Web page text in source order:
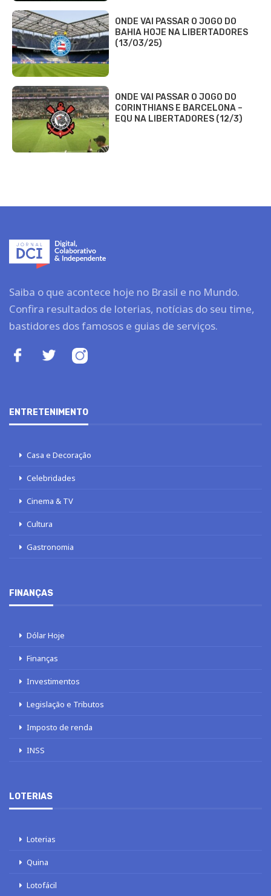
ONDE VAI PASSAR O JOGO DO
BAHIA HOJE NA LIBERTADORES
(13/03/25)
ONDE VAI PASSAR O JOGO DO
CORINTHIANS E BARCELONA –
EQU NA LIBERTADORES (12/3)
Saiba o que acontece hoje no Brasil e no Mundo.
Confira resultados de loterias, notícias do seu time,
bastidores dos famosos e guias de serviços.
ENTRETENIMENTO
Casa e Decoração
Celebridades
Cinema & TV
Cultura
Gastronomia
FINANÇAS
Dólar Hoje
Finanças
Investimentos
Legislação e Tributos
Imposto de renda
INSS
LOTERIAS
Loterias
Quina
Lotofácil